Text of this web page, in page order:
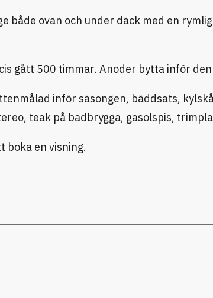
både ovan och under däck med en
gått 500 timmar. Anoder bytta inför
inför säsongen, bäddsats,
teak på badbrygga, gasolspis,
boka en visning.